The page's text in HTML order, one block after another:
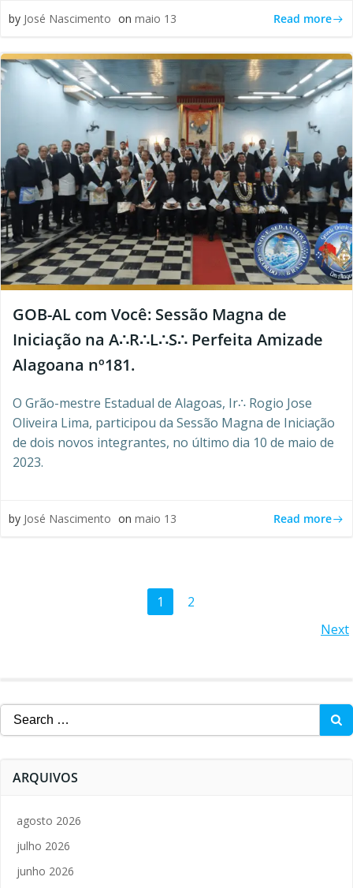
by José Nascimento on maio 13 Read more
GOB-AL com Você: Sessão Magna de
Iniciação na A∴R∴L∴S∴ Perfeita Amizade
Alagoana nº181.
O Grão-mestre Estadual de Alagoas, Ir∴ Rogio Jose
Oliveira Lima, participou da Sessão Magna de Iniciação
de dois novos integrantes, no último dia 10 de maio de
2023.
by José Nascimento on maio 13 Read more
Page
1 Page
2
Next
Search
for:
ARQUIVOS
agosto 2026
julho 2026
junho 2026